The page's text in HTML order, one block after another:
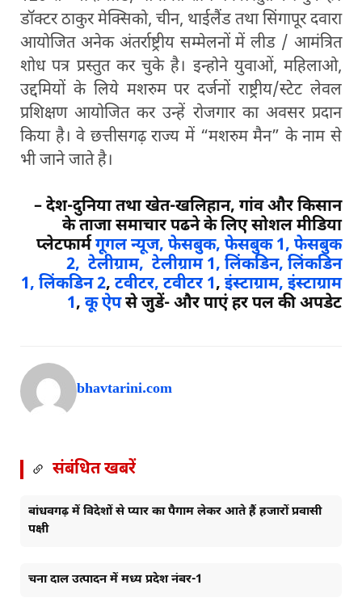
डॉक्टर ठाकुर मेक्सिको, चीन, थाईलैंड तथा सिंगापूर दवारा
आयोजित अनेक अंतर्राष्ट्रीय सम्मेलनों में लीड / आमंत्रित
शोध पत्र प्रस्तुत कर चुके है। इन्होने युवाओं, महिलाओ,
उद्दमियों के लिये मशरुम पर दर्जनों राष्ट्रीय/स्टेट लेवल
प्रशिक्षण आयोजित कर उन्हें रोजगार का अवसर प्रदान
किया है। वे छत्तीसगढ़ राज्य में “मशरुम मैन” के नाम से
भी जाने जाते है।
–देश-दुनिया तथा खेत-खलिहान, गांव और किसान
के ताजा समाचार पढने के लिए सोशल मीडिया
प्लेटफार्मगूगल न्यूज, फेसबुक, फेसबुक 1, फेसबुक
2, टेलीग्राम, टेलीग्राम 1, लिंकडिन, लिंकडिन
1, लिंकडिन 2, टवीटर, टवीटर 1, इंस्टाग्राम, इंस्टाग्राम
1, कू ऐपसे जुडें- और पाएं हर पल की अपडेट
bhavtarini.com
संबंधित खबरें
बांधवगढ़ में विदेशों से प्यार का पैगाम लेकर आते हैं हजारों प्रवासी
पक्षी
चना दाल उत्पादन में मध्य प्रदेश नंबर-1